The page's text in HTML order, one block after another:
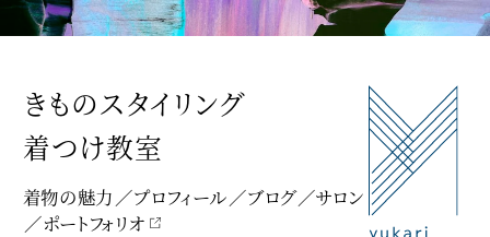
きものスタイリング
着つけ教室
着物の魅力 プロフィール ブログ
サロン
ポートフォリオ